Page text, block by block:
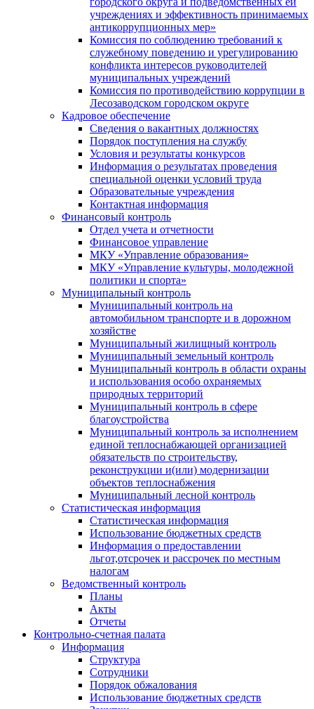
учреждениях и эффективность принимаемых
антикоррупционных мер»
Комиссия по соблюдению требований к
служебному поведению и урегулированию
конфликта интересов руководителей
муниципальных учреждений
Комиссия по противодействию коррупции в
Лесозаводском городском округе
Кадровое обеспечение
Сведения о вакантных должностях
Порядок поступления на службу
Условия и результаты конкурсов
Информация о результатах проведения
специальной оценки условий труда
Образовательные учреждения
Контактная информация
Финансовый контроль
Отдел учета и отчетности
Финансовое управление
МКУ «Управление образования»
МКУ «Управление культуры, молодежной
политики и спорта»
Муниципальный контроль
Муниципальный контроль на
автомобильном транспорте и в дорожном
хозяйстве
Муниципальный жилищный контроль
Муниципальный земельный контроль
Муниципальный контроль в области охраны
и использования особо охраняемых
природных территорий
Муниципальный контроль в сфере
благоустройства
Муниципальный контроль за исполнением
единой теплоснабжающей организацией
обязательств по строительству,
реконструкции и(или) модернизации
объектов теплоснабжения
Муниципальный лесной контроль
Статистическая информация
Статистическая информация
Использование бюджетных средств
Информация о предоставлении
льгот,отсрочек и рассрочек по местным
налогам
Ведомственный контроль
Планы
Акты
Отчеты
Контрольно-счетная палата
Информация
Структура
Сотрудники
Порядок обжалования
Использование бюджетных средств